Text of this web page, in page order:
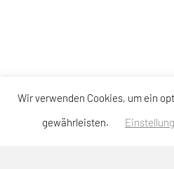
Wir verwenden Cookies, um ein
gewährleisten.